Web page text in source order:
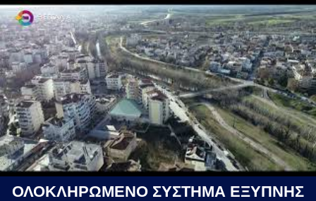
ΟΛΟΚΛΗΡΩΜΕΝΟ ΣΥΣΤΗΜΑ ΕΞΥΠΝΗΣ